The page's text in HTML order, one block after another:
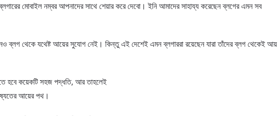
মোবাইল নম্বর আপনাদের সাথে শেয়ার করে দেবো। ইনি আমাদের সাহায্য করেছেন ব্লগের এমন সব
ব্লগ থেকে যথেষ্ট আয়ের সুযোগ নেই। কিন্তু এই দেশেই এমন ব্লগাররা রয়েছেন যারা তাঁদের ব্লগ থেকেই আয়
হবে কয়েকটি সহজ পদ্ধতি, আর তাহলেই
আয়ের পথ।